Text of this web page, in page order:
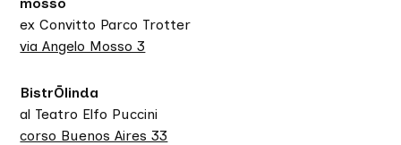
ex Convitto Parco Trotter
via Angelo Mosso 3
BistrŌlinda
al Teatro Elfo Puccini
corso Buenos Aires 33